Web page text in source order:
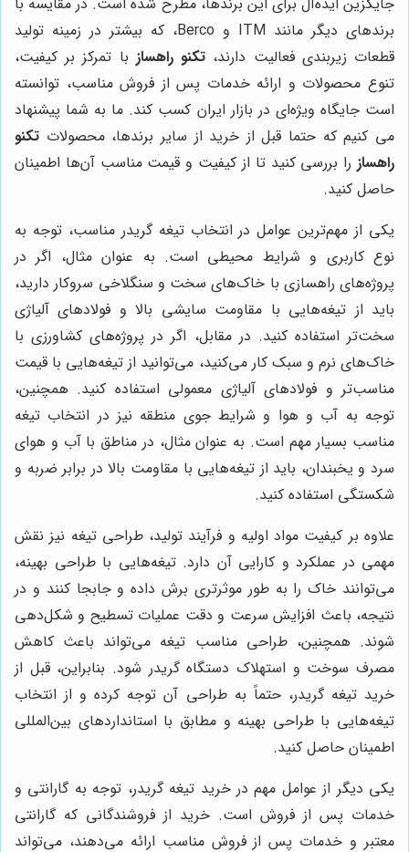
برندهای دیگر مانند ITM و Berco، که بیشتر در زمینه تولید
قطعات زیربندی فعالیت دارند، تکنو راهساز با تمرکز بر کیفیت،
تنوع محصولات و ارائه خدمات پس از فروش مناسب، توانسته
است جایگاه ویژه‌ای در بازار ایران کسب کند. ما به شما پیشنهاد
می کنیم که حتما قبل از خرید از سایر برندها، محصولات تکنو
راهساز را بررسی کنید تا از کیفیت و قیمت مناسب آن‌ها اطمینان
حاصل کنید.
یکی از مهم‌ترین عوامل در انتخاب تیغه گریدر مناسب، توجه به
نوع کاربری و شرایط محیطی است. به عنوان مثال، اگر در
پروژه‌های راهسازی با خاک‌های سخت و سنگلاخی سروکار دارید،
باید از تیغه‌هایی با مقاومت سایشی بالا و فولادهای آلیاژی
سخت‌تر استفاده کنید. در مقابل، اگر در پروژه‌های کشاورزی با
خاک‌های نرم و سبک کار می‌کنید، می‌توانید از تیغه‌هایی با قیمت
مناسب‌تر و فولادهای آلیاژی معمولی استفاده کنید. همچنین،
توجه به آب و هوا و شرایط جوی منطقه نیز در انتخاب تیغه
مناسب بسیار مهم است. به عنوان مثال، در مناطق با آب و هوای
سرد و یخبندان، باید از تیغه‌هایی با مقاومت بالا در برابر ضربه و
شکستگی استفاده کنید.
علاوه بر کیفیت مواد اولیه و فرآیند تولید، طراحی تیغه نیز نقش
مهمی در عملکرد و کارایی آن دارد. تیغه‌هایی با طراحی بهینه،
می‌توانند خاک را به طور موثرتری برش داده و جابجا کنند و در
نتیجه، باعث افزایش سرعت و دقت عملیات تسطیح و شکل‌دهی
شوند. همچنین، طراحی مناسب تیغه می‌تواند باعث کاهش
مصرف سوخت و استهلاک دستگاه گریدر شود. بنابراین، قبل از
خرید تیغه گریدر، حتماً به طراحی آن توجه کرده و از انتخاب
تیغه‌هایی با طراحی بهینه و مطابق با استانداردهای بین‌المللی
اطمینان حاصل کنید.
یکی دیگر از عوامل مهم در خرید تیغه گریدر، توجه به گارانتی و
خدمات پس از فروش است. خرید از فروشندگانی که گارانتی
معتبر و خدمات پس از فروش مناسب ارائه می‌دهند، می‌تواند